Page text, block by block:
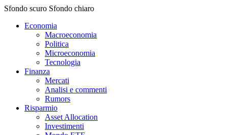
Sfondo scuro Sfondo chiaro
Economia
Macroeconomia
Politica
Microeconomia
Tecnologia
Finanza
Mercati
Analisi e commenti
Rumors
Risparmio
Asset Allocation
Investimenti